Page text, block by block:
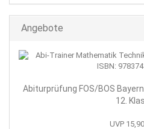
Angebote
Abiturprüfung FOS/BOS
12.
UVP